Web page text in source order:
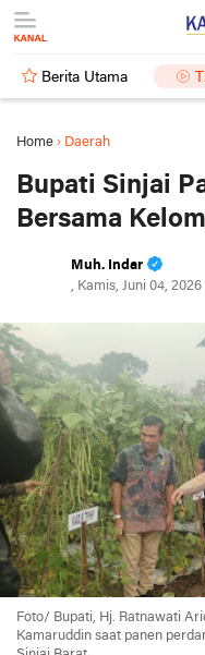
Berita Utama
Home › Daerah
Bupati Sinjai
Bersama
Muh. Indar
, Kamis, Juni 04,
Foto/ Bupati, Hj. Ratnawati
Kamaruddin saat panen